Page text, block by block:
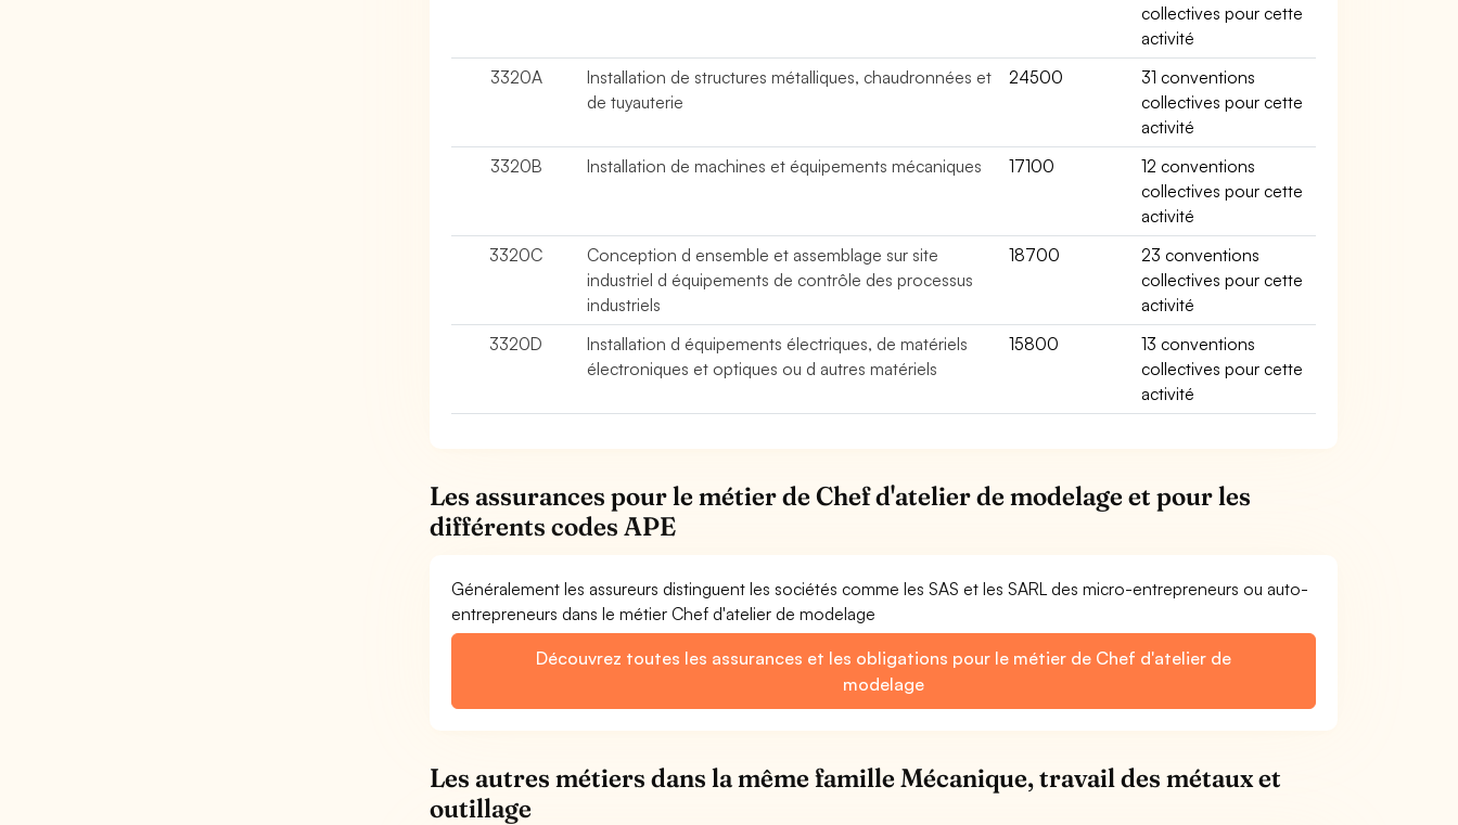
collectives pour cette
activité
3320A
Installation de structures métalliques, chaudronnées et
de tuyauterie
24500
31 conventions
collectives pour cette
activité
3320B
Installation de machines et équipements mécaniques 17100
12 conventions
collectives pour cette
activité
3320C
Conception d ensemble et assemblage sur site
industriel d équipements de contrôle des processus
industriels
18700
23 conventions
collectives pour cette
activité
3320D
Installation d équipements électriques, de matériels
électroniques et optiques ou d autres matériels
15800
13 conventions
collectives pour cette
activité
Les assurances pour le métier de Chef d'atelier de modelage et pour les
différents codes APE
Généralement les assureurs distinguent les sociétés comme les SAS et les SARL des micro-entrepreneurs ou auto-
entrepreneurs dans le métier Chef d'atelier de modelage
Découvrez toutes les assurances et les obligations pour le métier de Chef d'atelier de
modelage
Les autres métiers dans la même famille Mécanique, travail des métaux et
outillage